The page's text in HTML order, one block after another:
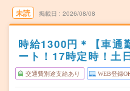
未読 掲載日 2026/08/08
時給1300円＊【車通
ート！17時定時！土
交通費別途支給あり WEB登録